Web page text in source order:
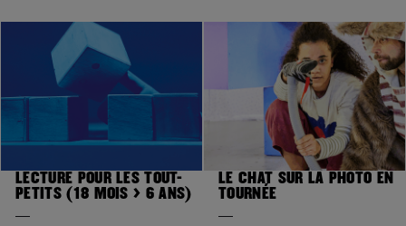
LECTURE POUR LES TOUT-
PETITS (18 MOIS > 6 ANS)
LE CHAT SUR LA PHOTO EN
TOURNÉE